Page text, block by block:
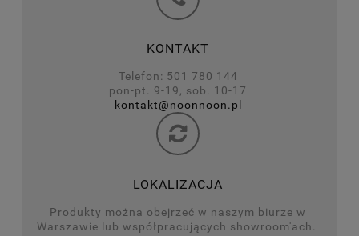
KONTAKT
Telefon: 501 780 144
pon-pt. 9-19, sob. 10-17
kontakt@noonnoon.pl
LOKALIZACJA
Produkty można obejrzeć w naszym biurze w
Warszawie lub współpracujących showroom'ach.